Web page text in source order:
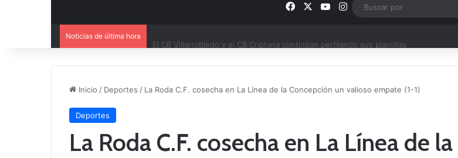
FacebookYouTube
Instagram
Noticias de última hora
Inicio / Deportes / La Roda C.F. cosecha en La Línea de la Concepción un valioso empate (1-1)
Deportes
La Roda C.F. cosecha en La Línea de la